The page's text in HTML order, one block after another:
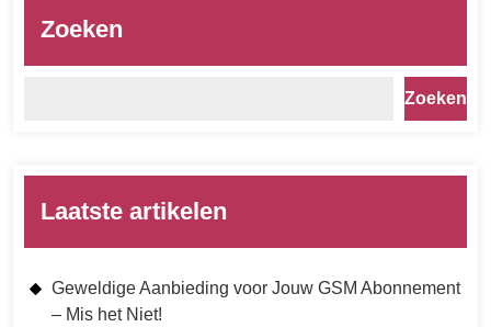
Zoeken
Zoeken
Laatste artikelen
Geweldige Aanbieding voor Jouw GSM Abonnement
– Mis het Niet!